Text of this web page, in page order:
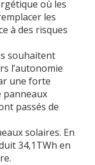
où les
les
à des risques
souhaitent
l’autonomie
une forte
panneaux
passés de
solaires. En
34,1TWh en